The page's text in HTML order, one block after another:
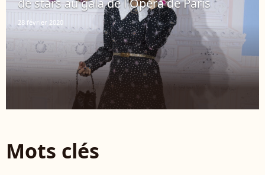
de stars au gala de l'Opéra de Paris
28 février 2020
Mots clés